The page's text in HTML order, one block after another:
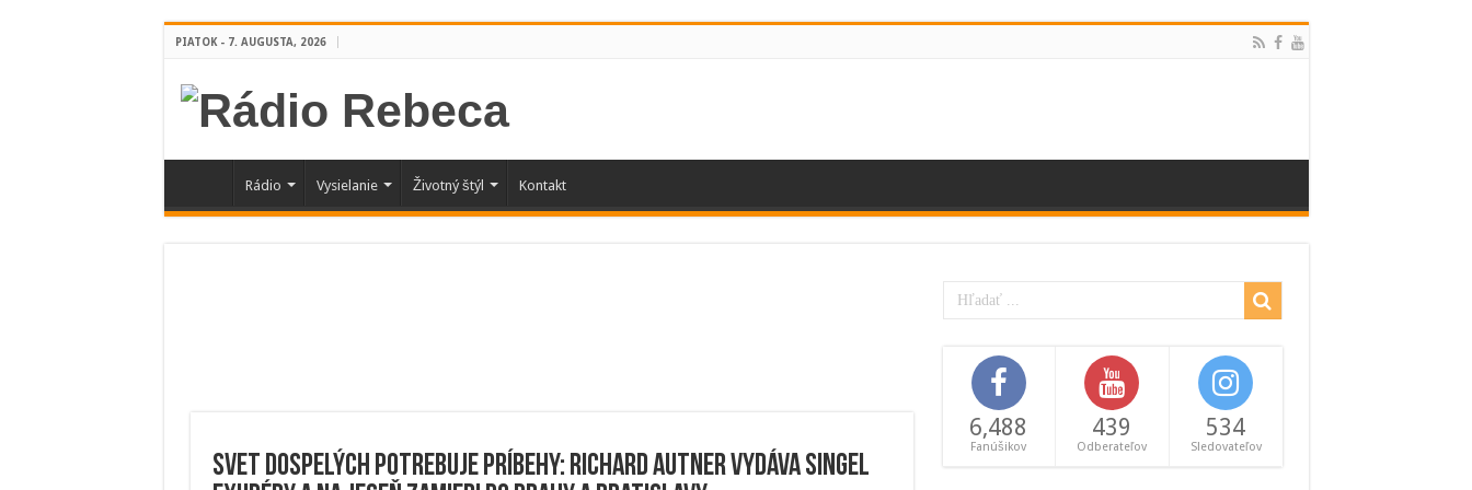
PIATOK - 7. AUGUSTA, 2026
Rádio Vysielanie Životný štýl Kontakt
Svet dospelých potrebuje príbehy: Richard Autner vydáva singel
6,488
Fanúšikov
439
Odberateľov
534
Sledovateľov